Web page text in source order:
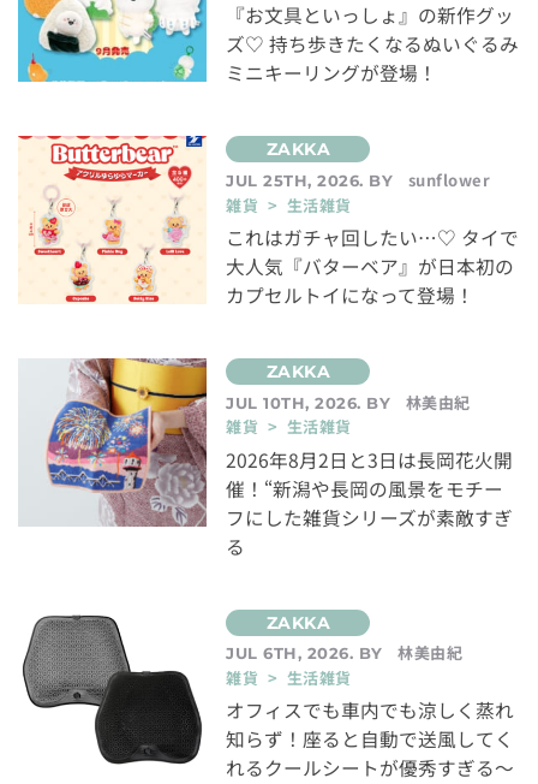
『お文具といっしょ』の新作グッ
ズ♡ 持ち歩きたくなるぬいぐるみ
ミニキーリングが登場！
JUL 25TH, 2026. BY
sunflower
雑貨 > 生活雑貨
これはガチャ回したい…♡ タイで
大人気『バターベア』が日本初の
カプセルトイになって登場！
JUL 10TH, 2026. BY
林美由紀
雑貨 > 生活雑貨
2026年8月2日と3日は長岡花火開
催！“新潟や長岡の風景をモチー
フにした雑貨シリーズが素敵すぎ
る
JUL 6TH, 2026. BY
林美由紀
雑貨 > 生活雑貨
オフィスでも車内でも涼しく蒸れ
知らず！座ると自動で送風してく
れるクールシートが優秀すぎる～